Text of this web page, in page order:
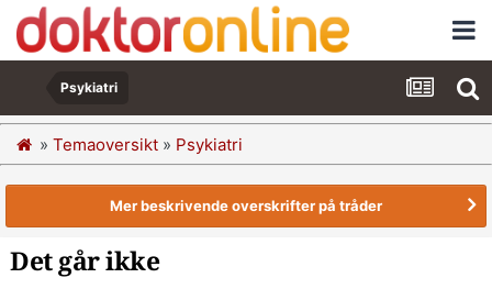
Psykiatri
» Temaoversikt » Psykiatri
Mer beskrivende overskrifter på tråder
Det går ikke